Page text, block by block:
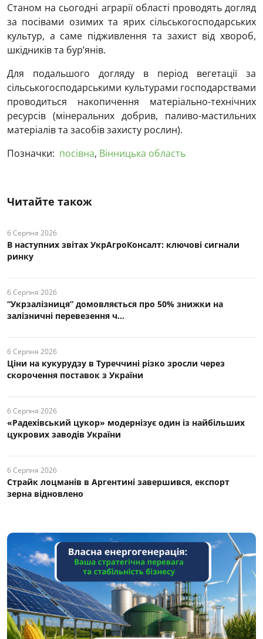
Станом на сьогодні аграрії області проводять догляд
за посівами озимих та ярих сільськогосподарських
культур, а саме підживлення та захист від хвороб,
шкідників та бур’янів.
Для подальшого догляду в період вегетації за
сільськогосподарськими культурами господарствами
проводиться накопичення матеріально-технічних
ресурсів (мінеральних добрив, паливо-мастильних
матеріалів та засобів захисту рослин).
Позначки: посівна, Вінницька область
Читайте також
6 Серпня 2026
В наступних звітах УкрАгроКонсалт: ключові cигнали
ринку
6 Серпня 2026
“Укрзалізниця” домовляється про 50% знижки на
залізничні перевезення ч...
6 Серпня 2026
Ціни на кукурудзу в Туреччині різко зросли через
скорочення поставок з України
6 Серпня 2026
«Радехівський цукор» модернізує один із найбільших
цукрових заводів України
6 Серпня 2026
Страйк лоцманів в Аргентині завершився, експорт
зерна відновлено